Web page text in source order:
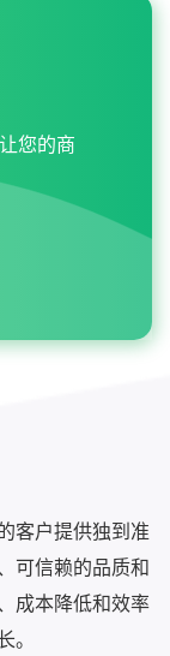
您的商
客户提供独到准
可信赖的品质和
成本降低和效率